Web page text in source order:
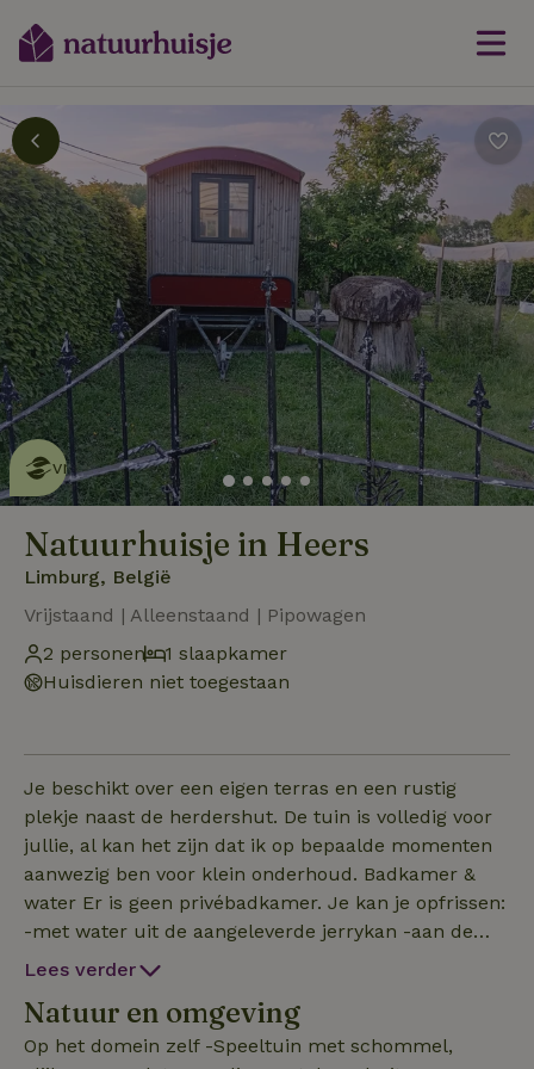
Dit natuurhuisje is eco-
vriendelijklees meer
Natuurhuisje in Heers
Limburg, België
Vrijstaand | Alleenstaand | Pipowagen
2 personen
1 slaapkamer
Huisdieren niet toegestaan
Je beschikt over een eigen terras en een rustig
plekje naast de herdershut. De tuin is volledig voor
jullie, al kan het zijn dat ik op bepaalde momenten
aanwezig ben voor klein onderhoud. Badkamer &
water Er is geen privébadkamer. Je kan je opfrissen:
-met water uit de aangeleverde jerrykan -aan de
lavabo in de buitenkeuken -of onder de
altijd een fijn plekje: -aan het kampvuur -onder de
wilgentipi -bij de dierenweide -aan de overdekte
Lees verder
Natuur en omgeving
Op het domein zelf -Speeltuin met schommel,